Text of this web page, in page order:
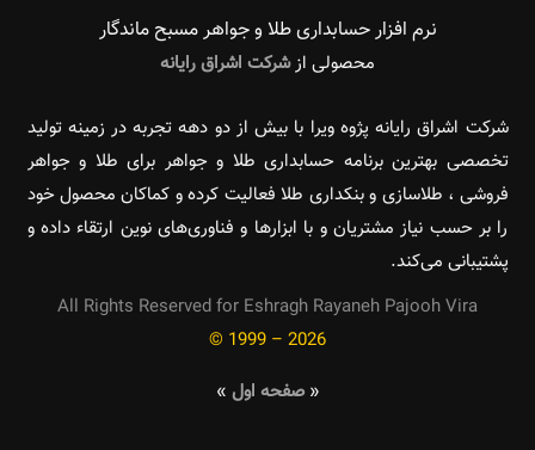
نرم افزار حسابداری طلا و جواهر مسبح ماندگار‌
محصولی ازشرکت اشراق رایانه
شرکت اشراق رایانه پژوه ویرا با بیش از دو دهه تجربه در زمینه تولید
تخصصی بهترین برنامه حسابداری طلا و جواهر برای طلا و جواهر
فروشی ، طلاسازی و بنکداری طلا فعالیت کرده و کماکان محصول خود
را بر حسب نیاز مشتریان و با ابزارها و فناوری‌های نوین ارتقاء داده و
پشتیبانی می‌کند.
All Rights Reserved for Eshragh Rayaneh Pajooh Vira
© 1999 – 2026
«صفحه اول »